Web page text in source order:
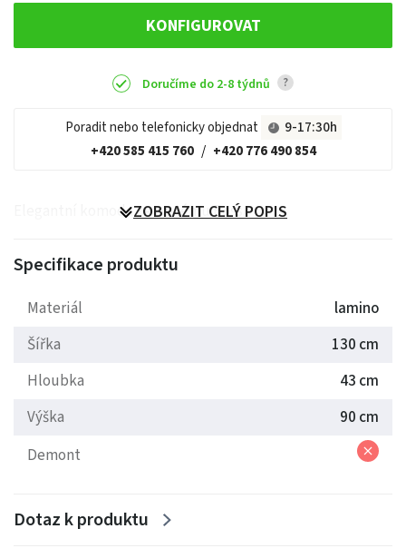
KONFIGUROVAT
Doručíme do 2-8 týdnů ?
Poradit nebo telefonicky objednat
9-17:30h
+420 585 415 760 / +420 776 490 854
Elegantní komoda ze systému Boss.
ZOBRAZIT CELÝ POPIS
Specifikace produktu
Materiál
lamino
Šířka
130 cm
Hloubka
43 cm
Výška
90 cm
Demont
Dotaz k produktu